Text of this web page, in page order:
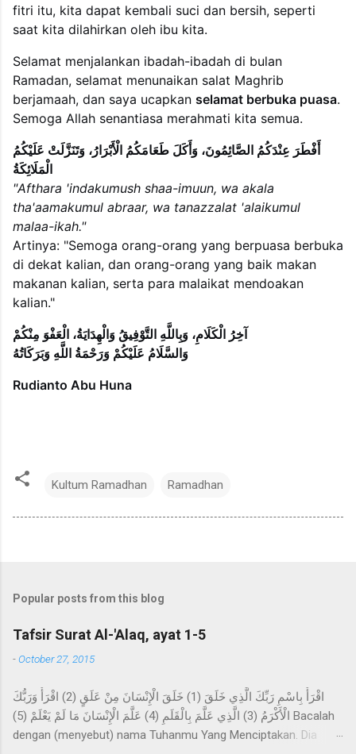
fitri itu, kita dapat kembali suci dan bersih, seperti
saat kita dilahirkan oleh ibu kita.
Selamat menjalankan ibadah-ibadah di bulan
Ramadan, selamat menunaikan salat Maghrib
berjamaah, dan saya ucapkan selamat berbuka puasa.
Semoga Allah senantiasa merahmati kita semua.
أَفْطَرَ عِنْدَكُمُ الصَّائِمُونَ، وَأَكَلَ طَعَامَكُمُ الْأَبْرَارُ، وَتَنَزَّلَتْ عَلَيْكُمُ
الْمَلَائِكَةُ
"Afthara 'indakumush shaa-imuun, wa akala
tha'aamakumul abraar, wa tanazzalat 'alaikumul
malaa-ikah."
Artinya: "Semoga orang-orang yang berpuasa berbuka
di dekat kalian, dan orang-orang yang baik makan
makanan kalian, serta para malaikat mendoakan
kalian."
آخِرُ الْكَلَامِ، وَبِاللَّهِ التَّوْفِيقُ وَالْهِدَايَةُ، الْعَفْوَ مِنْكُمْ
وَالسَّلَامُ عَلَيْكُمْ وَرَحْمَةُ اللَّهِ وَبَرَكَاتُهُ
Rudianto Abu Huna
Kultum Ramadhan Ramadhan
Popular posts from this blog
Tafsir Surat Al-'Alaq, ayat 1-5
-October 27, 2015
اقْرَأْ بِاسْمِ رَبِّكَ الَّذِي خَلَقَ (1) خَلَقَ الْإِنْسَانَ مِنْ عَلَقٍ (2) اقْرَأْ وَرَبُّكَ
الْأَكْرَمُ (3) الَّذِي عَلَّمَ بِالْقَلَمِ (4) عَلَّمَ الْإِنْسَانَ مَا لَمْ يَعْلَمْ (5) Bacalah
dengan (menyebut) nama Tuhanmu Yang Menciptakan. Dia